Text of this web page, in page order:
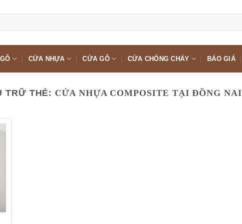
CỬA NHỰA CỬA GỖ CỬA CHỐNG CHÁY BÁO GIÁ
TRỮ THẺ: CỬA NHỰA COMPOSITE TẠI ĐỒNG NAI